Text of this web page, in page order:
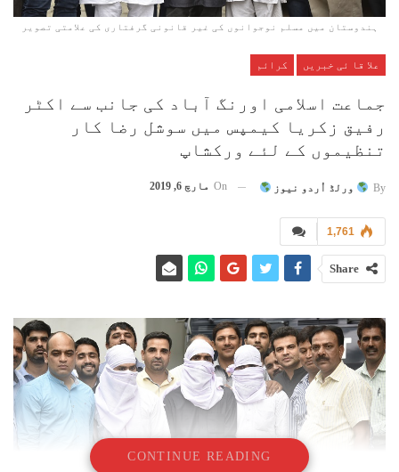
ہندوستان میں مسلم نوجوانوں کی غیر قانونی گرفتاری کی علامتی تصویر
علا قا ئی خبریں کرائم
جماعت اسلامی اورنگ آباد کی جانب سے اکٹر
رفیق زکریا کیمپس میں سوشل رضا کار
تنظیموں کے لئے ورکشاپ
By ورلڈ اُردو نیوز On مارچ 6, 2019
1,761
Share
CONTINUE READING